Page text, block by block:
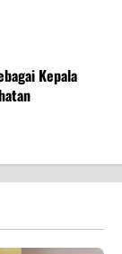
Kepala